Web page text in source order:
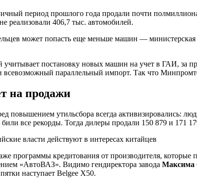
период прошлого года продали почти
реализовали 406,7 тыс. автомобилей.
может попасть еще меньше машин — министерская
постановку новых машин на учет в ГАИ, за
параллельный импорт. Так что
на продажи
повышением утильсбора всегда активизировались:
все рекорды. Тогда дилеры продали 150 879 и 171
программы кредитования от производителя,
«АвтоВАЗ». Видимо гендиректора завода Максима
наступает Belgee X50.